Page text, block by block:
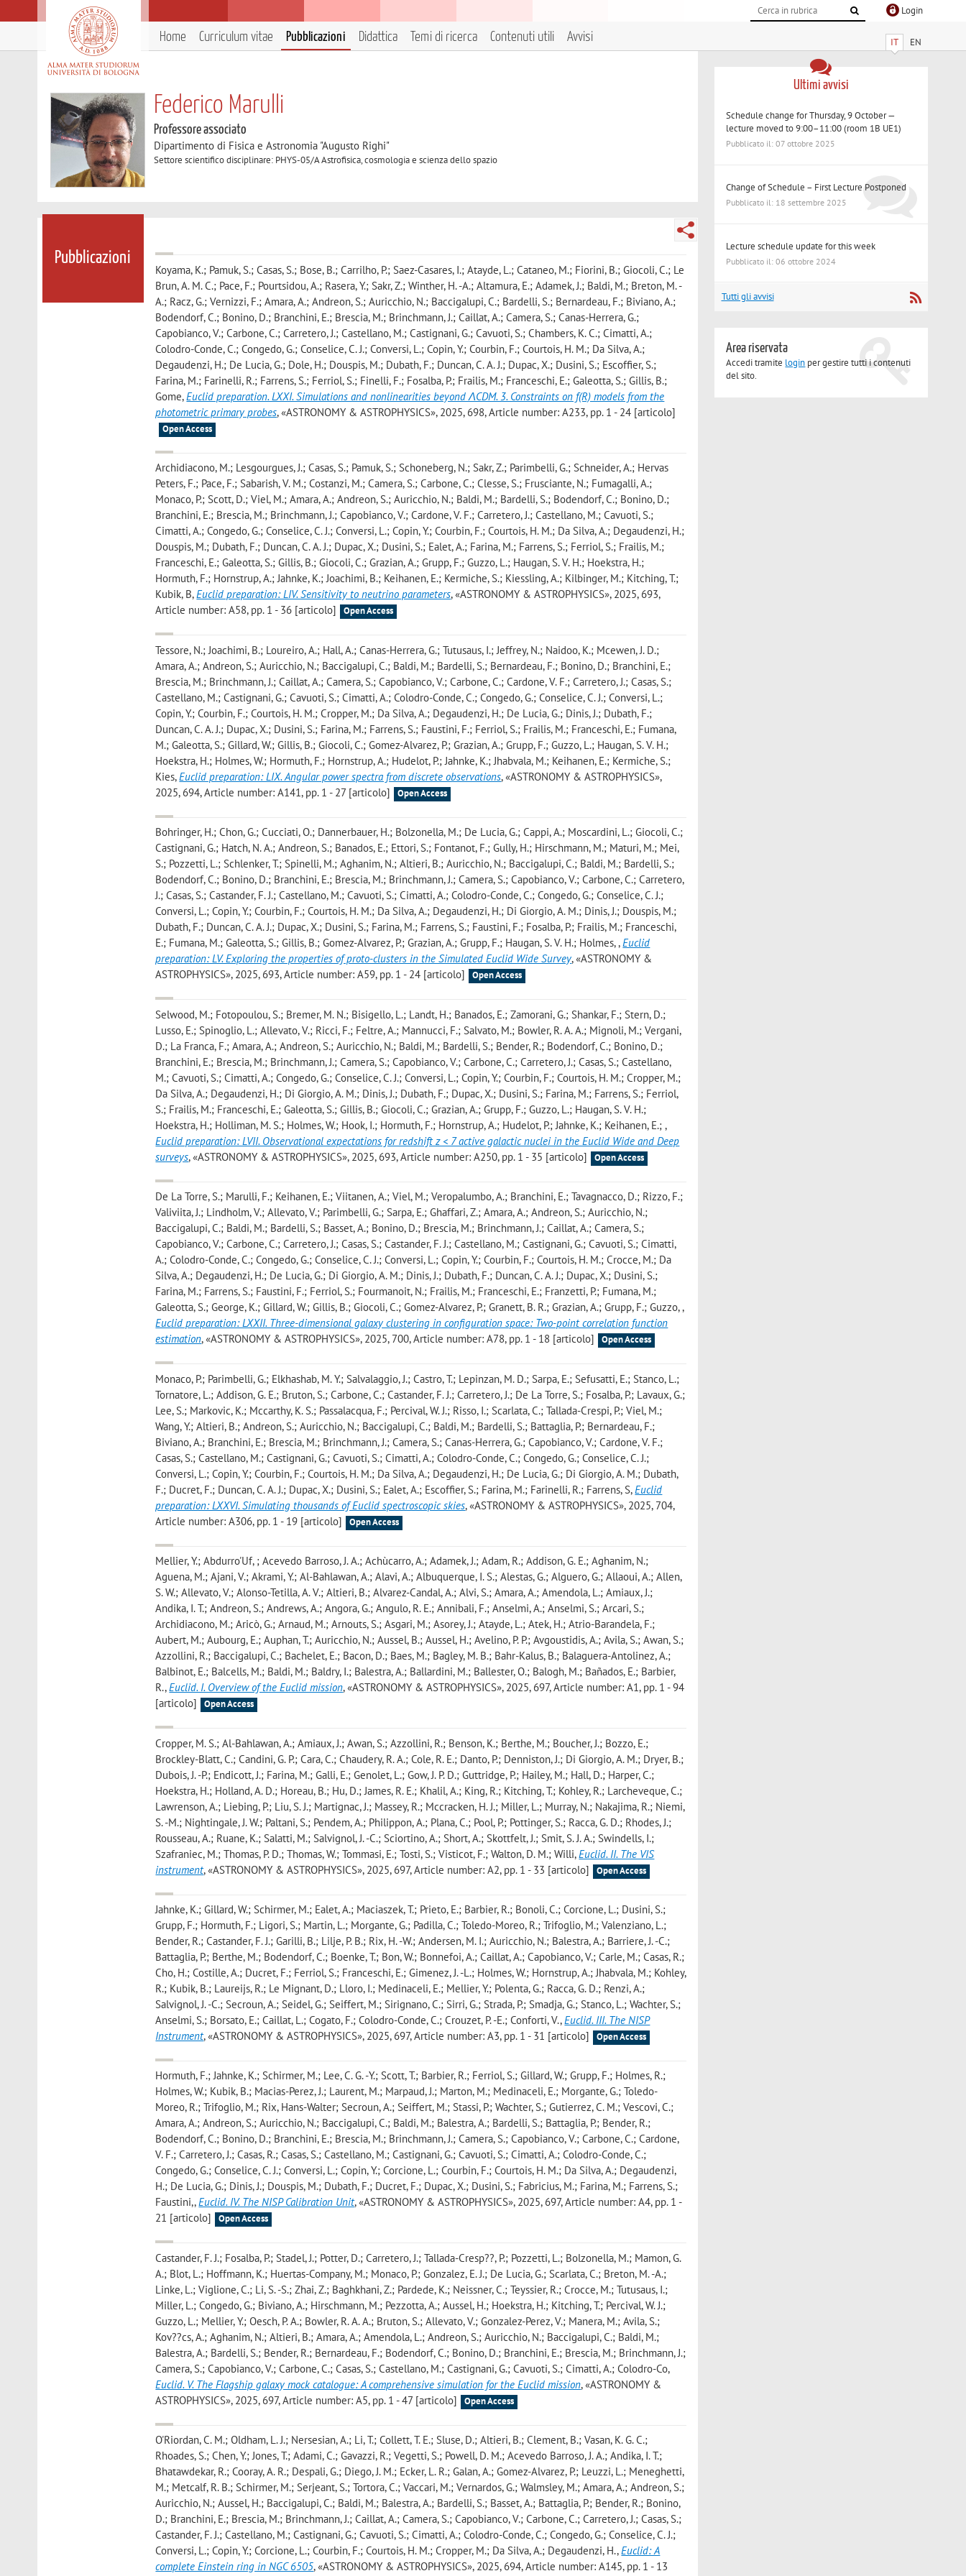
Login
IT EN
Home Curriculum vitae Pubblicazioni Didattica Temi di ricerca Contenuti utili Avvisi
Federico Marulli
Professore associato
Dipartimento di Fisica e Astronomia "Augusto Righi"
Settore scientifico disciplinare: PHYS-05/A Astrofisica, cosmologia e scienza dello spazio
Pubblicazioni
Koyama, K.; Pamuk, S.; Casas, S.; Bose, B.; Carrilho, P.; Saez-Casares, I.; Atayde, L.; Cataneo, M.; Fiorini, B.; Giocoli, C.; Le
Brun, A. M. C.; Pace, F.; Pourtsidou, A.; Rasera, Y.; Sakr, Z.; Winther, H. -A.; Altamura, E.; Adamek, J.; Baldi, M.; Breton, M. -
A.; Racz, G.; Vernizzi, F.; Amara, A.; Andreon, S.; Auricchio, N.; Baccigalupi, C.; Bardelli, S.; Bernardeau, F.; Biviano, A.;
Bodendorf, C.; Bonino, D.; Branchini, E.; Brescia, M.; Brinchmann, J.; Caillat, A.; Camera, S.; Canas-Herrera, G.;
Capobianco, V.; Carbone, C.; Carretero, J.; Castellano, M.; Castignani, G.; Cavuoti, S.; Chambers, K. C.; Cimatti, A.;
Colodro-Conde, C.; Congedo, G.; Conselice, C. J.; Conversi, L.; Copin, Y.; Courbin, F.; Courtois, H. M.; Da Silva, A.;
Degaudenzi, H.; De Lucia, G.; Dole, H.; Douspis, M.; Dubath, F.; Duncan, C. A. J.; Dupac, X.; Dusini, S.; Escoffier, S.;
Farina, M.; Farinelli, R.; Farrens, S.; Ferriol, S.; Finelli, F.; Fosalba, P.; Frailis, M.; Franceschi, E.; Galeotta, S.; Gillis, B.;
Gome,Euclid preparation. LXXI. Simulations and nonlinearities beyond ΛCDM. 3. Constraints on f(R) models from the
photometric primary probes, «ASTRONOMY & ASTROPHYSICS», 2025, 698, Article number: A233, pp. 1 - 24 [articolo]
Open Access
Archidiacono, M.; Lesgourgues, J.; Casas, S.; Pamuk, S.; Schoneberg, N.; Sakr, Z.; Parimbelli, G.; Schneider, A.; Hervas
Peters, F.; Pace, F.; Sabarish, V. M.; Costanzi, M.; Camera, S.; Carbone, C.; Clesse, S.; Frusciante, N.; Fumagalli, A.;
Monaco, P.; Scott, D.; Viel, M.; Amara, A.; Andreon, S.; Auricchio, N.; Baldi, M.; Bardelli, S.; Bodendorf, C.; Bonino, D.;
Branchini, E.; Brescia, M.; Brinchmann, J.; Capobianco, V.; Cardone, V. F.; Carretero, J.; Castellano, M.; Cavuoti, S.;
Cimatti, A.; Congedo, G.; Conselice, C. J.; Conversi, L.; Copin, Y.; Courbin, F.; Courtois, H. M.; Da Silva, A.; Degaudenzi, H.;
Douspis, M.; Dubath, F.; Duncan, C. A. J.; Dupac, X.; Dusini, S.; Ealet, A.; Farina, M.; Farrens, S.; Ferriol, S.; Frailis, M.;
Franceschi, E.; Galeotta, S.; Gillis, B.; Giocoli, C.; Grazian, A.; Grupp, F.; Guzzo, L.; Haugan, S. V. H.; Hoekstra, H.;
Hormuth, F.; Hornstrup, A.; Jahnke, K.; Joachimi, B.; Keihanen, E.; Kermiche, S.; Kiessling, A.; Kilbinger, M.; Kitching, T.;
Kubik, B,Euclid preparation: LIV. Sensitivity to neutrino parameters, «ASTRONOMY & ASTROPHYSICS», 2025, 693,
Article number: A58, pp. 1 - 36 [articolo]
Open Access
Tessore, N.; Joachimi, B.; Loureiro, A.; Hall, A.; Canas-Herrera, G.; Tutusaus, I.; Jeffrey, N.; Naidoo, K.; Mcewen, J. D.;
Amara, A.; Andreon, S.; Auricchio, N.; Baccigalupi, C.; Baldi, M.; Bardelli, S.; Bernardeau, F.; Bonino, D.; Branchini, E.;
Brescia, M.; Brinchmann, J.; Caillat, A.; Camera, S.; Capobianco, V.; Carbone, C.; Cardone, V. F.; Carretero, J.; Casas, S.;
Castellano, M.; Castignani, G.; Cavuoti, S.; Cimatti, A.; Colodro-Conde, C.; Congedo, G.; Conselice, C. J.; Conversi, L.;
Copin, Y.; Courbin, F.; Courtois, H. M.; Cropper, M.; Da Silva, A.; Degaudenzi, H.; De Lucia, G.; Dinis, J.; Dubath, F.;
Duncan, C. A. J.; Dupac, X.; Dusini, S.; Farina, M.; Farrens, S.; Faustini, F.; Ferriol, S.; Frailis, M.; Franceschi, E.; Fumana,
M.; Galeotta, S.; Gillard, W.; Gillis, B.; Giocoli, C.; Gomez-Alvarez, P.; Grazian, A.; Grupp, F.; Guzzo, L.; Haugan, S. V. H.;
Hoekstra, H.; Holmes, W.; Hormuth, F.; Hornstrup, A.; Hudelot, P.; Jahnke, K.; Jhabvala, M.; Keihanen, E.; Kermiche, S.;
Kies,Euclid preparation: LIX. Angular power spectra from discrete observations, «ASTRONOMY & ASTROPHYSICS»,
2025, 694, Article number: A141, pp. 1 - 27 [articolo]
Open Access
Bohringer, H.; Chon, G.; Cucciati, O.; Dannerbauer, H.; Bolzonella, M.; De Lucia, G.; Cappi, A.; Moscardini, L.; Giocoli, C.;
Castignani, G.; Hatch, N. A.; Andreon, S.; Banados, E.; Ettori, S.; Fontanot, F.; Gully, H.; Hirschmann, M.; Maturi, M.; Mei,
S.; Pozzetti, L.; Schlenker, T.; Spinelli, M.; Aghanim, N.; Altieri, B.; Auricchio, N.; Baccigalupi, C.; Baldi, M.; Bardelli, S.;
Bodendorf, C.; Bonino, D.; Branchini, E.; Brescia, M.; Brinchmann, J.; Camera, S.; Capobianco, V.; Carbone, C.; Carretero,
J.; Casas, S.; Castander, F. J.; Castellano, M.; Cavuoti, S.; Cimatti, A.; Colodro-Conde, C.; Congedo, G.; Conselice, C. J.;
Conversi, L.; Copin, Y.; Courbin, F.; Courtois, H. M.; Da Silva, A.; Degaudenzi, H.; Di Giorgio, A. M.; Dinis, J.; Douspis, M.;
Dubath, F.; Duncan, C. A. J.; Dupac, X.; Dusini, S.; Farina, M.; Farrens, S.; Faustini, F.; Fosalba, P.; Frailis, M.; Franceschi,
E.; Fumana, M.; Galeotta, S.; Gillis, B.; Gomez-Alvarez, P.; Grazian, A.; Grupp, F.; Haugan, S. V. H.; Holmes,,Euclid
preparation: LV. Exploring the properties of proto-clusters in the Simulated Euclid Wide Survey, «ASTRONOMY &
ASTROPHYSICS», 2025, 693, Article number: A59, pp. 1 - 24 [articolo]
Open Access
Selwood, M.; Fotopoulou, S.; Bremer, M. N.; Bisigello, L.; Landt, H.; Banados, E.; Zamorani, G.; Shankar, F.; Stern, D.;
Lusso, E.; Spinoglio, L.; Allevato, V.; Ricci, F.; Feltre, A.; Mannucci, F.; Salvato, M.; Bowler, R. A. A.; Mignoli, M.; Vergani,
D.; La Franca, F.; Amara, A.; Andreon, S.; Auricchio, N.; Baldi, M.; Bardelli, S.; Bender, R.; Bodendorf, C.; Bonino, D.;
Branchini, E.; Brescia, M.; Brinchmann, J.; Camera, S.; Capobianco, V.; Carbone, C.; Carretero, J.; Casas, S.; Castellano,
M.; Cavuoti, S.; Cimatti, A.; Congedo, G.; Conselice, C. J.; Conversi, L.; Copin, Y.; Courbin, F.; Courtois, H. M.; Cropper, M.;
Da Silva, A.; Degaudenzi, H.; Di Giorgio, A. M.; Dinis, J.; Dubath, F.; Dupac, X.; Dusini, S.; Farina, M.; Farrens, S.; Ferriol,
S.; Frailis, M.; Franceschi, E.; Galeotta, S.; Gillis, B.; Giocoli, C.; Grazian, A.; Grupp, F.; Guzzo, L.; Haugan, S. V. H.;
Hoekstra, H.; Holliman, M. S.; Holmes, W.; Hook, I.; Hormuth, F.; Hornstrup, A.; Hudelot, P.; Jahnke, K.; Keihanen, E.; ,
Euclid preparation: LVII. Observational expectations for redshift z < 7 active galactic nuclei in the Euclid Wide and Deep
surveys, «ASTRONOMY & ASTROPHYSICS», 2025, 693, Article number: A250, pp. 1 - 35 [articolo] Open Access
De La Torre, S.; Marulli, F.; Keihanen, E.; Viitanen, A.; Viel, M.; Veropalumbo, A.; Branchini, E.; Tavagnacco, D.; Rizzo, F.;
Valiviita, J.; Lindholm, V.; Allevato, V.; Parimbelli, G.; Sarpa, E.; Ghaffari, Z.; Amara, A.; Andreon, S.; Auricchio, N.;
Baccigalupi, C.; Baldi, M.; Bardelli, S.; Basset, A.; Bonino, D.; Brescia, M.; Brinchmann, J.; Caillat, A.; Camera, S.;
Capobianco, V.; Carbone, C.; Carretero, J.; Casas, S.; Castander, F. J.; Castellano, M.; Castignani, G.; Cavuoti, S.; Cimatti,
A.; Colodro-Conde, C.; Congedo, G.; Conselice, C. J.; Conversi, L.; Copin, Y.; Courbin, F.; Courtois, H. M.; Crocce, M.; Da
Silva, A.; Degaudenzi, H.; De Lucia, G.; Di Giorgio, A. M.; Dinis, J.; Dubath, F.; Duncan, C. A. J.; Dupac, X.; Dusini, S.;
Farina, M.; Farrens, S.; Faustini, F.; Ferriol, S.; Fourmanoit, N.; Frailis, M.; Franceschi, E.; Franzetti, P.; Fumana, M.;
Galeotta, S.; George, K.; Gillard, W.; Gillis, B.; Giocoli, C.; Gomez-Alvarez, P.; Granett, B. R.; Grazian, A.; Grupp, F.; Guzzo,,
Euclid preparation: LXXII. Three-dimensional galaxy clustering in configuration space: Two-point correlation function
estimation, «ASTRONOMY & ASTROPHYSICS», 2025, 700, Article number: A78, pp. 1 - 18 [articolo] Open Access
Monaco, P.; Parimbelli, G.; Elkhashab, M. Y.; Salvalaggio, J.; Castro, T.; Lepinzan, M. D.; Sarpa, E.; Sefusatti, E.; Stanco, L.;
Tornatore, L.; Addison, G. E.; Bruton, S.; Carbone, C.; Castander, F. J.; Carretero, J.; De La Torre, S.; Fosalba, P.; Lavaux, G.;
Lee, S.; Markovic, K.; Mccarthy, K. S.; Passalacqua, F.; Percival, W. J.; Risso, I.; Scarlata, C.; Tallada-Crespi, P.; Viel, M.;
Wang, Y.; Altieri, B.; Andreon, S.; Auricchio, N.; Baccigalupi, C.; Baldi, M.; Bardelli, S.; Battaglia, P.; Bernardeau, F.;
Biviano, A.; Branchini, E.; Brescia, M.; Brinchmann, J.; Camera, S.; Canas-Herrera, G.; Capobianco, V.; Cardone, V. F.;
Casas, S.; Castellano, M.; Castignani, G.; Cavuoti, S.; Cimatti, A.; Colodro-Conde, C.; Congedo, G.; Conselice, C. J.;
Conversi, L.; Copin, Y.; Courbin, F.; Courtois, H. M.; Da Silva, A.; Degaudenzi, H.; De Lucia, G.; Di Giorgio, A. M.; Dubath,
F.; Ducret, F.; Duncan, C. A. J.; Dupac, X.; Dusini, S.; Ealet, A.; Escoffier, S.; Farina, M.; Farinelli, R.; Farrens, S,Euclid
preparation: LXXVI. Simulating thousands of Euclid spectroscopic skies, «ASTRONOMY & ASTROPHYSICS», 2025, 704,
Article number: A306, pp. 1 - 19 [articolo]
Open Access
Mellier, Y.; Abdurro'Uf, ; Acevedo Barroso, J. A.; Achùcarro, A.; Adamek, J.; Adam, R.; Addison, G. E.; Aghanim, N.;
Aguena, M.; Ajani, V.; Akrami, Y.; Al-Bahlawan, A.; Alavi, A.; Albuquerque, I. S.; Alestas, G.; Alguero, G.; Allaoui, A.; Allen,
S. W.; Allevato, V.; Alonso-Tetilla, A. V.; Altieri, B.; Alvarez-Candal, A.; Alvi, S.; Amara, A.; Amendola, L.; Amiaux, J.;
Andika, I. T.; Andreon, S.; Andrews, A.; Angora, G.; Angulo, R. E.; Annibali, F.; Anselmi, A.; Anselmi, S.; Arcari, S.;
Archidiacono, M.; Aricò, G.; Arnaud, M.; Arnouts, S.; Asgari, M.; Asorey, J.; Atayde, L.; Atek, H.; Atrio-Barandela, F.;
Aubert, M.; Aubourg, E.; Auphan, T.; Auricchio, N.; Aussel, B.; Aussel, H.; Avelino, P. P.; Avgoustidis, A.; Avila, S.; Awan, S.;
Azzollini, R.; Baccigalupi, C.; Bachelet, E.; Bacon, D.; Baes, M.; Bagley, M. B.; Bahr-Kalus, B.; Balaguera-Antolinez, A.;
Balbinot, E.; Balcells, M.; Baldi, M.; Baldry, I.; Balestra, A.; Ballardini, M.; Ballester, O.; Balogh, M.; Bañados, E.; Barbier,
R.,Euclid. I. Overview of the Euclid mission, «ASTRONOMY & ASTROPHYSICS», 2025, 697, Article number: A1, pp. 1 - 94
[articolo]
Open Access
Cropper, M. S.; Al-Bahlawan, A.; Amiaux, J.; Awan, S.; Azzollini, R.; Benson, K.; Berthe, M.; Boucher, J.; Bozzo, E.;
Brockley-Blatt, C.; Candini, G. P.; Cara, C.; Chaudery, R. A.; Cole, R. E.; Danto, P.; Denniston, J.; Di Giorgio, A. M.; Dryer, B.;
Dubois, J. -P.; Endicott, J.; Farina, M.; Galli, E.; Genolet, L.; Gow, J. P. D.; Guttridge, P.; Hailey, M.; Hall, D.; Harper, C.;
Hoekstra, H.; Holland, A. D.; Horeau, B.; Hu, D.; James, R. E.; Khalil, A.; King, R.; Kitching, T.; Kohley, R.; Larcheveque, C.;
Lawrenson, A.; Liebing, P.; Liu, S. J.; Martignac, J.; Massey, R.; Mccracken, H. J.; Miller, L.; Murray, N.; Nakajima, R.; Niemi,
S. -M.; Nightingale, J. W.; Paltani, S.; Pendem, A.; Philippon, A.; Plana, C.; Pool, P.; Pottinger, S.; Racca, G. D.; Rhodes, J.;
Rousseau, A.; Ruane, K.; Salatti, M.; Salvignol, J. -C.; Sciortino, A.; Short, A.; Skottfelt, J.; Smit, S. J. A.; Swindells, I.;
Szafraniec, M.; Thomas, P. D.; Thomas, W.; Tommasi, E.; Tosti, S.; Visticot, F.; Walton, D. M.; Willi,Euclid. II. The VIS
instrument, «ASTRONOMY & ASTROPHYSICS», 2025, 697, Article number: A2, pp. 1 - 33 [articolo] Open Access
Jahnke, K.; Gillard, W.; Schirmer, M.; Ealet, A.; Maciaszek, T.; Prieto, E.; Barbier, R.; Bonoli, C.; Corcione, L.; Dusini, S.;
Grupp, F.; Hormuth, F.; Ligori, S.; Martin, L.; Morgante, G.; Padilla, C.; Toledo-Moreo, R.; Trifoglio, M.; Valenziano, L.;
Bender, R.; Castander, F. J.; Garilli, B.; Lilje, P. B.; Rix, H. -W.; Andersen, M. I.; Auricchio, N.; Balestra, A.; Barriere, J. -C.;
Battaglia, P.; Berthe, M.; Bodendorf, C.; Boenke, T.; Bon, W.; Bonnefoi, A.; Caillat, A.; Capobianco, V.; Carle, M.; Casas, R.;
Cho, H.; Costille, A.; Ducret, F.; Ferriol, S.; Franceschi, E.; Gimenez, J. -L.; Holmes, W.; Hornstrup, A.; Jhabvala, M.; Kohley,
R.; Kubik, B.; Laureijs, R.; Le Mignant, D.; Lloro, I.; Medinaceli, E.; Mellier, Y.; Polenta, G.; Racca, G. D.; Renzi, A.;
Salvignol, J. -C.; Secroun, A.; Seidel, G.; Seiffert, M.; Sirignano, C.; Sirri, G.; Strada, P.; Smadja, G.; Stanco, L.; Wachter, S.;
Anselmi, S.; Borsato, E.; Caillat, L.; Cogato, F.; Colodro-Conde, C.; Crouzet, P. -E.; Conforti, V.,Euclid. III. The NISP
Instrument, «ASTRONOMY & ASTROPHYSICS», 2025, 697, Article number: A3, pp. 1 - 31 [articolo] Open Access
Hormuth, F.; Jahnke, K.; Schirmer, M.; Lee, C. G. -Y.; Scott, T.; Barbier, R.; Ferriol, S.; Gillard, W.; Grupp, F.; Holmes, R.;
Holmes, W.; Kubik, B.; Macias-Perez, J.; Laurent, M.; Marpaud, J.; Marton, M.; Medinaceli, E.; Morgante, G.; Toledo-
Moreo, R.; Trifoglio, M.; Rix, Hans-Walter; Secroun, A.; Seiffert, M.; Stassi, P.; Wachter, S.; Gutierrez, C. M.; Vescovi, C.;
Amara, A.; Andreon, S.; Auricchio, N.; Baccigalupi, C.; Baldi, M.; Balestra, A.; Bardelli, S.; Battaglia, P.; Bender, R.;
Bodendorf, C.; Bonino, D.; Branchini, E.; Brescia, M.; Brinchmann, J.; Camera, S.; Capobianco, V.; Carbone, C.; Cardone,
V. F.; Carretero, J.; Casas, R.; Casas, S.; Castellano, M.; Castignani, G.; Cavuoti, S.; Cimatti, A.; Colodro-Conde, C.;
Congedo, G.; Conselice, C. J.; Conversi, L.; Copin, Y.; Corcione, L.; Courbin, F.; Courtois, H. M.; Da Silva, A.; Degaudenzi,
H.; De Lucia, G.; Dinis, J.; Douspis, M.; Dubath, F.; Ducret, F.; Dupac, X.; Dusini, S.; Fabricius, M.; Farina, M.; Farrens, S.;
Faustini,,Euclid. IV. The NISP Calibration Unit, «ASTRONOMY & ASTROPHYSICS», 2025, 697, Article number: A4, pp. 1 -
21 [articolo]
Open Access
Castander, F. J.; Fosalba, P.; Stadel, J.; Potter, D.; Carretero, J.; Tallada-Cresp??, P.; Pozzetti, L.; Bolzonella, M.; Mamon, G.
A.; Blot, L.; Hoffmann, K.; Huertas-Company, M.; Monaco, P.; Gonzalez, E. J.; De Lucia, G.; Scarlata, C.; Breton, M. -A.;
Linke, L.; Viglione, C.; Li, S. -S.; Zhai, Z.; Baghkhani, Z.; Pardede, K.; Neissner, C.; Teyssier, R.; Crocce, M.; Tutusaus, I.;
Miller, L.; Congedo, G.; Biviano, A.; Hirschmann, M.; Pezzotta, A.; Aussel, H.; Hoekstra, H.; Kitching, T.; Percival, W. J.;
Guzzo, L.; Mellier, Y.; Oesch, P. A.; Bowler, R. A. A.; Bruton, S.; Allevato, V.; Gonzalez-Perez, V.; Manera, M.; Avila, S.;
Kov??cs, A.; Aghanim, N.; Altieri, B.; Amara, A.; Amendola, L.; Andreon, S.; Auricchio, N.; Baccigalupi, C.; Baldi, M.;
Balestra, A.; Bardelli, S.; Bender, R.; Bernardeau, F.; Bodendorf, C.; Bonino, D.; Branchini, E.; Brescia, M.; Brinchmann, J.;
Camera, S.; Capobianco, V.; Carbone, C.; Casas, S.; Castellano, M.; Castignani, G.; Cavuoti, S.; Cimatti, A.; Colodro-Co,
Euclid. V. The Flagship galaxy mock catalogue: A comprehensive simulation for the Euclid mission, «ASTRONOMY &
ASTROPHYSICS», 2025, 697, Article number: A5, pp. 1 - 47 [articolo]
Open Access
O'Riordan, C. M.; Oldham, L. J.; Nersesian, A.; Li, T.; Collett, T. E.; Sluse, D.; Altieri, B.; Clement, B.; Vasan, K. G. C.;
Rhoades, S.; Chen, Y.; Jones, T.; Adami, C.; Gavazzi, R.; Vegetti, S.; Powell, D. M.; Acevedo Barroso, J. A.; Andika, I. T.;
Bhatawdekar, R.; Cooray, A. R.; Despali, G.; Diego, J. M.; Ecker, L. R.; Galan, A.; Gomez-Alvarez, P.; Leuzzi, L.; Meneghetti,
M.; Metcalf, R. B.; Schirmer, M.; Serjeant, S.; Tortora, C.; Vaccari, M.; Vernardos, G.; Walmsley, M.; Amara, A.; Andreon, S.;
Auricchio, N.; Aussel, H.; Baccigalupi, C.; Baldi, M.; Balestra, A.; Bardelli, S.; Basset, A.; Battaglia, P.; Bender, R.; Bonino,
D.; Branchini, E.; Brescia, M.; Brinchmann, J.; Caillat, A.; Camera, S.; Capobianco, V.; Carbone, C.; Carretero, J.; Casas, S.;
Castander, F. J.; Castellano, M.; Castignani, G.; Cavuoti, S.; Cimatti, A.; Colodro-Conde, C.; Congedo, G.; Conselice, C. J.;
Conversi, L.; Copin, Y.; Corcione, L.; Courbin, F.; Courtois, H. M.; Cropper, M.; Da Silva, A.; Degaudenzi, H.,Euclid: A
complete Einstein ring in NGC 6505, «ASTRONOMY & ASTROPHYSICS», 2025, 694, Article number: A145, pp. 1 - 13
Ultimi avvisi
Schedule change for Thursday, 9 October —
lecture moved to 9:00–11:00 (room 1B UE1)
Pubblicato il: 07 ottobre 2025
Change of Schedule – First Lecture Postponed
Pubblicato il: 18 settembre 2025
Lecture schedule update for this week
Pubblicato il: 06 ottobre 2024
Tutti gli avvisi
Area riservata
Accedi tramite login per gestire tutti i contenuti
del sito.